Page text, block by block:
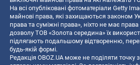
На всі опубліковані фотоматеріали Getty
майнові права, які захищаються законом
права та суміжні права», ніхто не має
дозволу ТОВ «Золота середина» їх
підлягають подальшому відтворенню,
будь-якій формі.
Редакція OBOZ.UA може не поділяти точку